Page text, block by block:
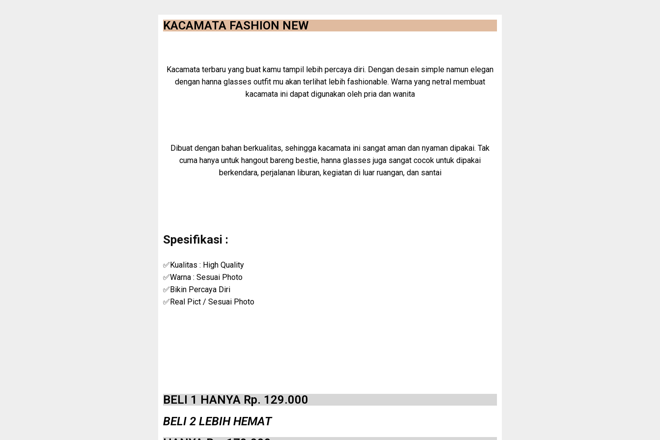
KACAMATA FASHION NEW
Kacamata terbaru yang buat kamu tampil lebih percaya diri. Dengan desain simple namun elegan
dengan hanna glasses outfit mu akan terlihat lebih fashionable. Warna yang netral membuat
kacamata ini dapat digunakan oleh pria dan wanita
Dibuat dengan bahan berkualitas, sehingga kacamata ini sangat aman dan nyaman dipakai. Tak
cuma hanya untuk hangout bareng bestie, hanna glasses juga sangat cocok untuk dipakai
berkendara, perjalanan liburan, kegiatan di luar ruangan, dan santai
Spesifikasi :
✅Kualitas : High Quality
✅Warna : Sesuai Photo
✅Bikin Percaya Diri
✅Real Pict / Sesuai Photo
BELI 1 HANYA Rp. 129.000
BELI 2 LEBIH HEMAT